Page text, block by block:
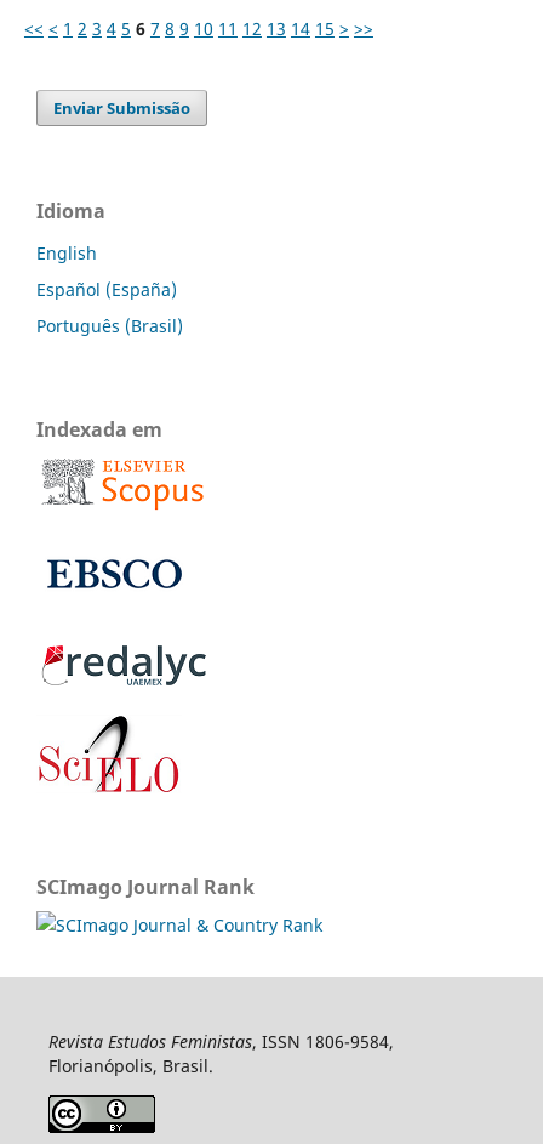
<< < 1 2 3 4 5 6 7 8 9 10 11 12 13 14 15 > >>
Enviar Submissão
Idioma
English
Español (España)
Português (Brasil)
Indexada em
SCImago Journal Rank
Revista Estudos Feministas, ISSN 1806-9584,
Florianópolis, Brasil.